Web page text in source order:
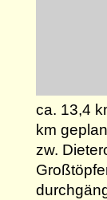
ca. 13,4
km
zw.